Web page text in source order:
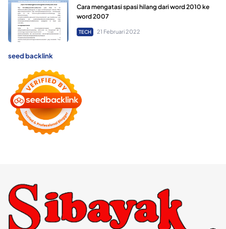
Cara mengatasi spasi hilang dari word 2010 ke
word 2007
TECH 21 Februari 2022
seed backlink